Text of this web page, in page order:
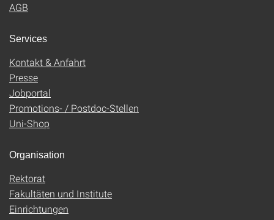
AGB
Services
Kontakt & Anfahrt
Presse
Jobportal
Promotions- / Postdoc-Stellen
Uni-Shop
Organisation
Rektorat
Fakultäten und Institute
Einrichtungen